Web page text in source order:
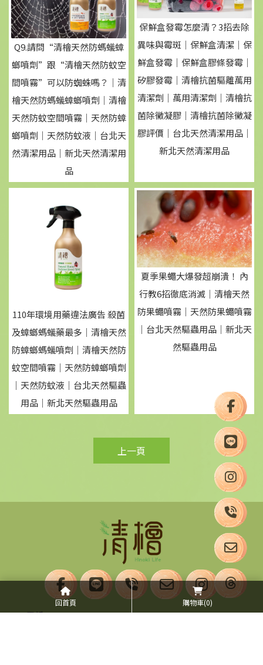
Q9.請問“清檜天然防螞蟻蟑
螂噴劑”跟“清檜天然防蚊空
間噴霧”可以防蜘蛛嗎？｜清
檜天然防螞蟻蟑螂噴劑｜清檜
天然防蚊空間噴霧｜天然防蟑
螂噴劑｜天然防蚊液｜台北天
然清潔用品｜新北天然清潔用
品
保鮮盒發霉怎麼清？3招去除
異味與霉斑｜保鮮盒清潔｜保
鮮盒發霉｜保鮮盒膠條發霉｜
矽膠發霉｜清檜抗菌驅離萬用
清潔劑｜萬用清潔劑｜清檜抗
菌除黴凝膠｜清檜抗菌除黴凝
膠評價｜台北天然清潔用品｜
新北天然清潔用品
110年環境用藥違法廣告 殺菌
及蟑螂螞蟻藥最多｜清檜天然
防蟑螂螞蟻噴劑｜清檜天然防
蚊空間噴霧｜天然防蟑螂噴劑
｜天然防蚊液｜台北天然驅蟲
用品｜新北天然驅蟲用品
夏季果蠅大爆發超崩潰！ 內
行教6招徹底消滅｜清檜天然
防果蠅噴霧｜天然防果蠅噴霧
｜台北天然驅蟲用品｜新北天
然驅蟲用品
上一頁
回首頁 購物車(0)
02-26942301